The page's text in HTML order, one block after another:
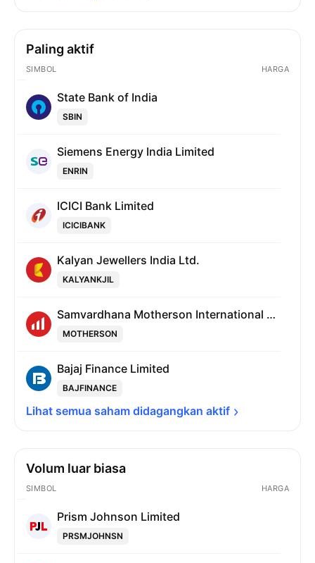
Paling aktif
SIMBOL HARGA
State Bank of India
SBIN
Siemens Energy India Limited
ENRIN
ICICI Bank Limited
ICICIBANK
Kalyan Jewellers India Ltd.
KALYANKJIL
Samvardhana Motherson International Limited
MOTHERSON
Bajaj Finance Limited
BAJFINANCE
Lihat semua saham didagangkan aktif
Volum luar biasa
SIMBOL HARGA
Prism Johnson Limited
PRSMJOHNSN